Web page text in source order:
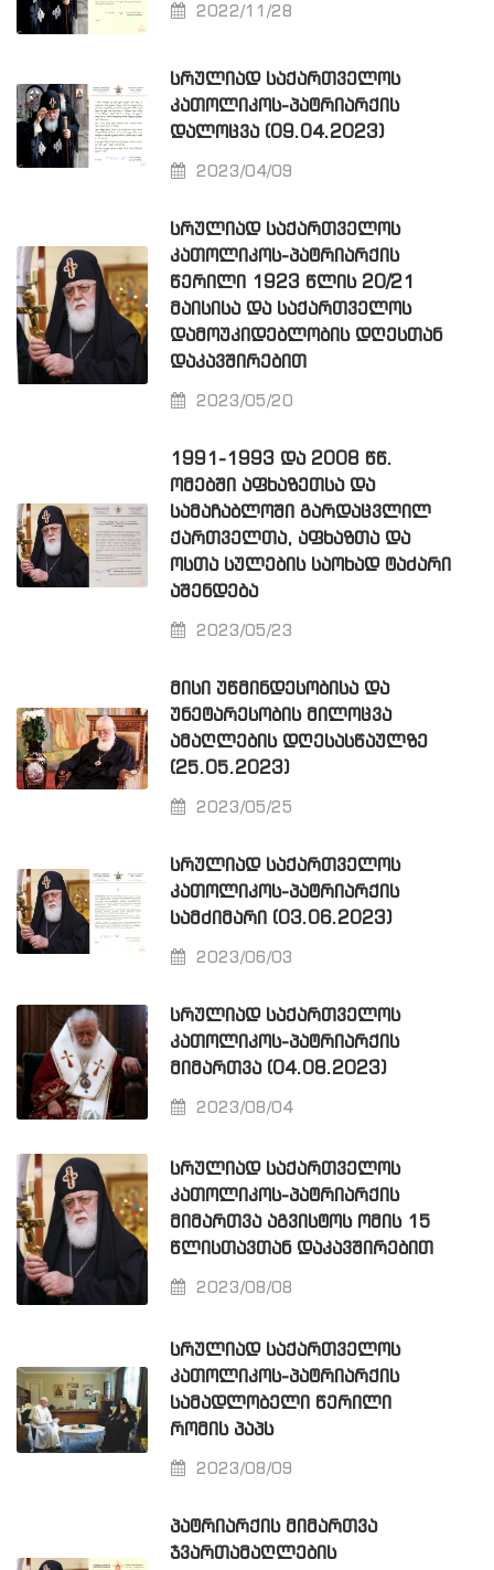
2022/11/28
ᲡᲠᲣᲚᲘᲐᲓ ᲡᲐᲥᲐᲠᲗᲕᲔᲚᲝᲡ
ᲙᲐᲗᲝᲚᲘᲙᲝᲡ-ᲞᲐᲢᲠᲘᲐᲠᲥᲘᲡ
ᲓᲐᲚᲝᲪᲕᲐ (09.04.2023)
2023/04/09
ᲡᲠᲣᲚᲘᲐᲓ ᲡᲐᲥᲐᲠᲗᲕᲔᲚᲝᲡ
ᲙᲐᲗᲝᲚᲘᲙᲝᲡ-ᲞᲐᲢᲠᲘᲐᲠᲥᲘᲡ
ᲬᲔᲠᲘᲚᲘ 1923 ᲬᲚᲘᲡ 20/21
ᲛᲐᲘᲡᲘᲡᲐ ᲓᲐ ᲡᲐᲥᲐᲠᲗᲕᲔᲚᲝᲡ
ᲓᲐᲛᲝᲣᲙᲘᲓᲔᲑᲚᲝᲑᲘᲡ ᲓᲦᲔᲡᲗᲐᲜ
ᲓᲐᲙᲐᲕᲨᲘᲠᲔᲑᲘᲗ
2023/05/20
1991-1993 ᲓᲐ 2008 ᲬᲬ.
ᲝᲛᲔᲑᲨᲘ ᲐᲤᲮᲐᲖᲔᲗᲡᲐ ᲓᲐ
ᲡᲐᲛᲐᲩᲐᲑᲚᲝᲨᲘ ᲒᲐᲠᲓᲐᲪᲕᲚᲘᲚ
ᲥᲐᲠᲗᲕᲔᲚᲗᲐ, ᲐᲤᲮᲐᲖᲗᲐ ᲓᲐ
ᲝᲡᲗᲐ ᲡᲣᲚᲔᲑᲘᲡ ᲡᲐᲝᲮᲐᲓ ᲢᲐᲫᲐᲠᲘ
ᲐᲨᲔᲜᲓᲔᲑᲐ
2023/05/23
ᲛᲘᲡᲘ ᲣᲬᲛᲘᲜᲓᲔᲡᲝᲑᲘᲡᲐ ᲓᲐ
ᲣᲜᲔᲢᲐᲠᲔᲡᲝᲑᲘᲡ ᲛᲘᲚᲝᲪᲕᲐ
ᲐᲛᲐᲦᲚᲔᲑᲘᲡ ᲓᲦᲔᲡᲐᲡᲬᲐᲣᲚᲖᲔ
(25.05.2023)
2023/05/25
ᲡᲠᲣᲚᲘᲐᲓ ᲡᲐᲥᲐᲠᲗᲕᲔᲚᲝᲡ
ᲙᲐᲗᲝᲚᲘᲙᲝᲡ-ᲞᲐᲢᲠᲘᲐᲠᲥᲘᲡ
ᲡᲐᲛᲫᲘᲛᲐᲠᲘ (03.06.2023)
2023/06/03
ᲡᲠᲣᲚᲘᲐᲓ ᲡᲐᲥᲐᲠᲗᲕᲔᲚᲝᲡ
ᲙᲐᲗᲝᲚᲘᲙᲝᲡ-ᲞᲐᲢᲠᲘᲐᲠᲥᲘᲡ
ᲛᲘᲛᲐᲠᲗᲕᲐ (04.08.2023)
2023/08/04
ᲡᲠᲣᲚᲘᲐᲓ ᲡᲐᲥᲐᲠᲗᲕᲔᲚᲝᲡ
ᲙᲐᲗᲝᲚᲘᲙᲝᲡ-ᲞᲐᲢᲠᲘᲐᲠᲥᲘᲡ
ᲛᲘᲛᲐᲠᲗᲕᲐ ᲐᲒᲕᲘᲡᲢᲝᲡ ᲝᲛᲘᲡ 15
ᲬᲚᲘᲡᲗᲐᲕᲗᲐᲜ ᲓᲐᲙᲐᲕᲨᲘᲠᲔᲑᲘᲗ
2023/08/08
ᲡᲠᲣᲚᲘᲐᲓ ᲡᲐᲥᲐᲠᲗᲕᲔᲚᲝᲡ
ᲙᲐᲗᲝᲚᲘᲙᲝᲡ-ᲞᲐᲢᲠᲘᲐᲠᲥᲘᲡ
ᲡᲐᲛᲐᲓᲚᲝᲑᲔᲚᲘ ᲬᲔᲠᲘᲚᲘ
ᲠᲝᲛᲘᲡ ᲞᲐᲞᲡ
2023/08/09
ᲞᲐᲢᲠᲘᲐᲠᲥᲘᲡ ᲛᲘᲛᲐᲠᲗᲕᲐ
ᲯᲕᲐᲠᲗᲐᲛᲐᲦᲚᲔᲑᲘᲡ